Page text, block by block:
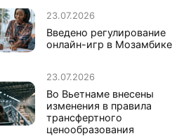
23.07.2026
Введено регулирование
онлайн-игр в Мозамбике
23.07.2026
Во Вьетнаме внесены
изменения в правила
трансфертного
ценообразования